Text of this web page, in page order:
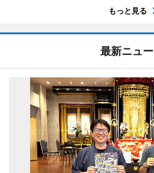
もっと見る
最新ニュ